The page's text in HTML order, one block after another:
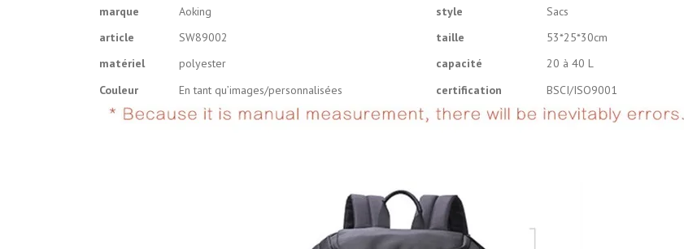
marque Aoking style
Sacs
article
SW89002 taille
53*25*30cm
matériel
polyester capacité
20 à 40 L
Couleur
En tant qu’images/personnalisées certification BSCI/ISO9001